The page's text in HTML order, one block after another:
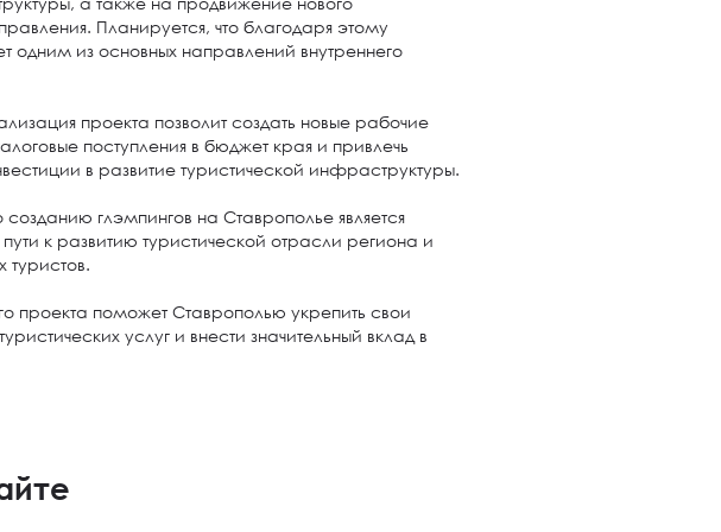
Планируется, что благодаря этому
одним из основных направлений внутреннего
проекта позволит создать новые рабочие
поступления в бюджет края и привлечь
в развитие туристической инфраструктуры.
глэмпингов на Ставрополье является
к развитию туристической отрасли региона и
туристов.
проекта поможет Ставрополью укрепить свои
услуг и внести значительный вклад в